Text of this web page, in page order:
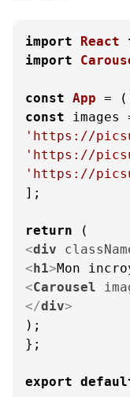
import React
import
const App = (
const
'https://
'https://
'https://
];
return
<div
<h1>Mon
<Carousel
</div>
);
};
export